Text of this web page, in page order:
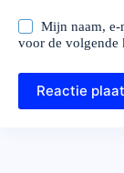
Mijn naam, e-
voor de volgende
Reactie